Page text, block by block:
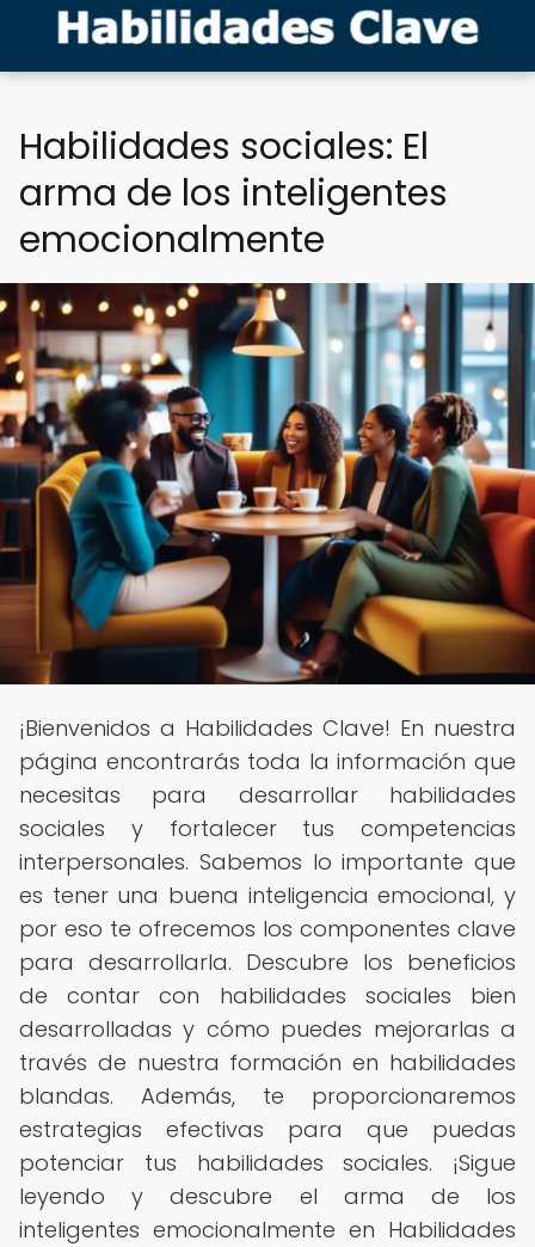
Habilidades sociales: El
arma de los inteligentes
emocionalmente
¡Bienvenidos a Habilidades Clave! En nuestra
página encontrarás toda la información que
necesitas para desarrollar habilidades
sociales y fortalecer tus competencias
interpersonales. Sabemos lo importante que
es tener una buena inteligencia emocional, y
por eso te ofrecemos los componentes clave
para desarrollarla. Descubre los beneficios
de contar con habilidades sociales bien
desarrolladas y cómo puedes mejorarlas a
través de nuestra formación en habilidades
blandas. Además, te proporcionaremos
estrategias efectivas para que puedas
potenciar tus habilidades sociales. ¡Sigue
leyendo y descubre el arma de los
inteligentes emocionalmente en Habilidades